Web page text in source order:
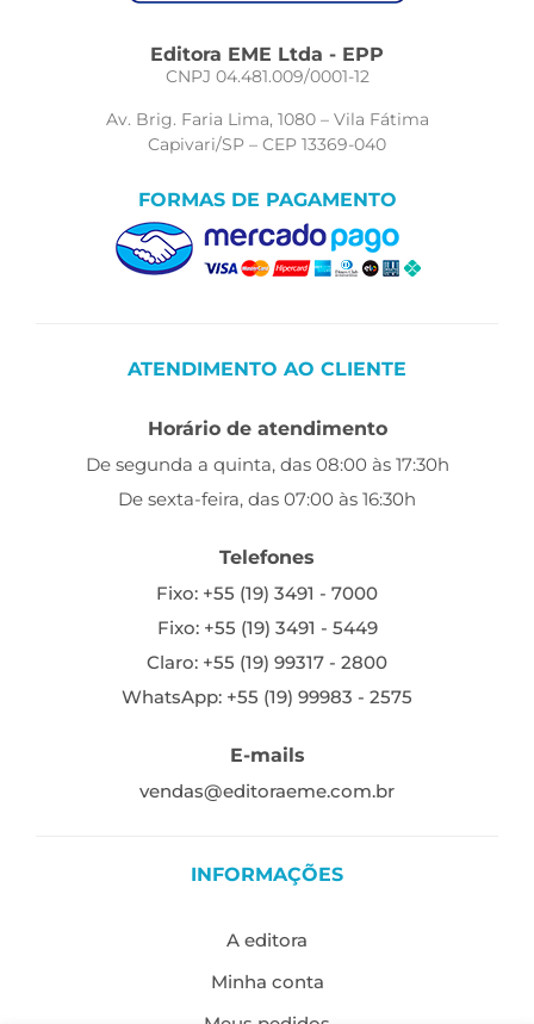
Editora EME Ltda - EPP
CNPJ 04.481.009/0001-12
Av. Brig. Faria Lima, 1080 – Vila Fátima
Capivari/SP – CEP 13369-040
FORMAS DE PAGAMENTO
ATENDIMENTO AO CLIENTE
Horário de atendimento
De segunda a quinta, das 08:00 às 17:30h
De sexta-feira, das 07:00 às 16:30h
Telefones
Fixo: +55 (19) 3491 - 7000
Fixo: +55 (19) 3491 - 5449
Claro: +55 (19) 99317 - 2800
WhatsApp: +55 (19) 99983 - 2575
E-mails
vendas@editoraeme.com.br
INFORMAÇÕES
A editora
Minha conta